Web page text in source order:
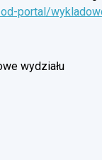
portal/
wydziału